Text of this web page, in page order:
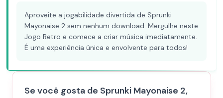
Aproveite a jogabilidade divertida de Sprunki
Mayonaise 2 sem nenhum download. Mergulhe neste
Jogo Retro e comece a criar música imediatamente.
É uma experiência única e envolvente para todos!
Se você gosta de Sprunki Mayonaise 2,